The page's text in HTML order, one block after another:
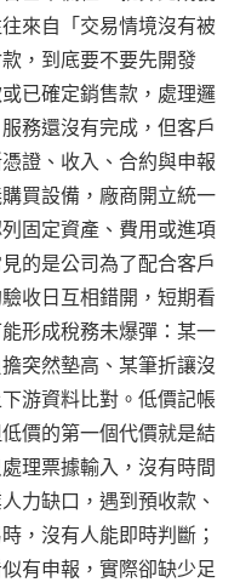
來自「交易情境沒有被
，到底要不要先開發
已確定銷售款，處理邏
務還沒有完成，但客戶
證、收入、合約與申報
買設備，廠商開立統一
固定資產、費用或進項
的是公司為了配合客戶
收日互相錯開，短期看
形成稅務未爆彈：某一
突然墊高、某筆折讓沒
游資料比對。低價記帳
價的第一個代價就是結
理票據輸入，沒有時間
力缺口，遇到預收款、
，沒有人能即時判斷；
有申報，實際卻缺少足